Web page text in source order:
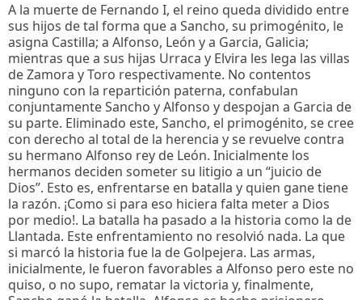
A la muerte de Fernando I, el reino queda dividido entre
sus hijos de tal forma que a Sancho, su primogénito, le
asigna Castilla; a Alfonso, León y a Garcia, Galicia;
mientras que a sus hijas Urraca y Elvira les lega las villas
de Zamora y Toro respectivamente. No contentos
ninguno con la repartición paterna, confabulan
conjuntamente Sancho y Alfonso y despojan a Garcia de
su parte. Eliminado este, Sancho, el primogénito, se cree
con derecho al total de la herencia y se revuelve contra
su hermano Alfonso rey de León. Inicialmente los
hermanos deciden someter su litigio a un “juicio de
Dios”. Esto es, enfrentarse en batalla y quien gane tiene
la razón. ¡Como si para eso hiciera falta meter a Dios
por medio!. La batalla ha pasado a la historia como la de
Llantada. Este enfrentamiento no resolvió nada. La que
si marcó la historia fue la de Golpejera. Las armas,
inicialmente, le fueron favorables a Alfonso pero este no
quiso, o no supo, rematar la victoria y, finalmente,